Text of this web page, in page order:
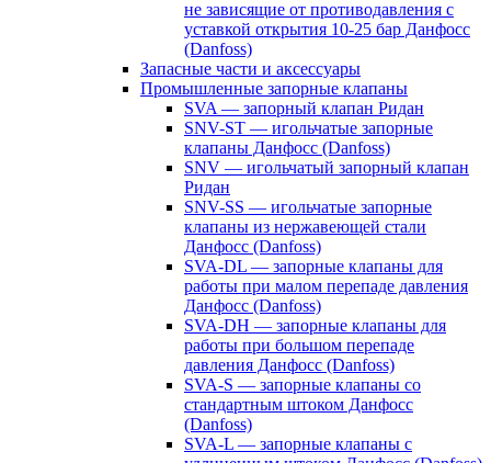
не зависящие от противодавления с
уставкой открытия 10-25 бар Данфосс
(Danfoss)
Запасные части и аксессуары
Промышленные запорные клапаны
SVA — запорный клапан Ридан
SNV-ST — игольчатые запорные
клапаны Данфосс (Danfoss)
SNV — игольчатый запорный клапан
Ридан
SNV-SS — игольчатые запорные
клапаны из нержавеющей стали
Данфосс (Danfoss)
SVA-DL — запорные клапаны для
работы при малом перепаде давления
Данфосс (Danfoss)
SVA-DH — запорные клапаны для
работы при большом перепаде
давления Данфосс (Danfoss)
SVA-S — запорные клапаны со
стандартным штоком Данфосс
(Danfoss)
SVA-L — запорные клапаны с